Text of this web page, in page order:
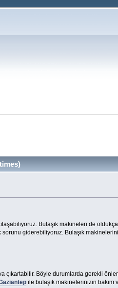
Bulaşık makineleri de
giderebiliyoruz. Bulaşık
çıkartabilir. Böyle durumlarda gerekli
ile bulaşık makinelerinizin bakım